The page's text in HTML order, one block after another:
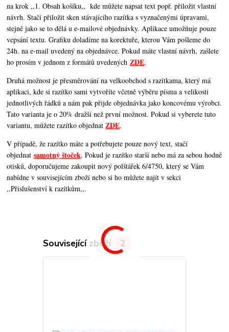
na krok ,,1. Obsah košíku,, kde můžete napsat text popř. přiložit vlastní
návrh. Stačí přiložit sken stávajícího razítka s vyznačenými úpravami,
stejně jako se to dělá u e-mailové objednávky. Aplikace umožňuje pouze
vepsání textu. Grafiku doladíme na korektuře, kterou Vám pošleme do
24h. na e-mail uvedený na objednávce. Pokud máte vlastní návrh, zašlete
ho prosím v jednom z formátů uvedenýchZDE.
Druhá možnost je přesměrování na velkoobchod s razítkama, který má
aplikaci, kde si razítko sami vytvoříte včetně výběru písma a velikosti
jednotlivých řádků a nám pak přijde objednávka jako koncovému výrobci.
Tato varianta je o 20% dražší než první možnost. Pokud si vyberete tuto
variantu, můžete razítko objednatZDE.
V případě, že razítko máte a potřebujete pouze nový text, stačí
objednatsamotný štoček. Pokud je razítko starší nebo má za sebou hodně
otisků, doporučujeme zakoupit nový polštářek 6/4750, který se Vám
nabídne v souvisejícím zboží nebo si ho můžete najít v sekci
,,Příslušenství k razítkům,,.
Související zboží 2